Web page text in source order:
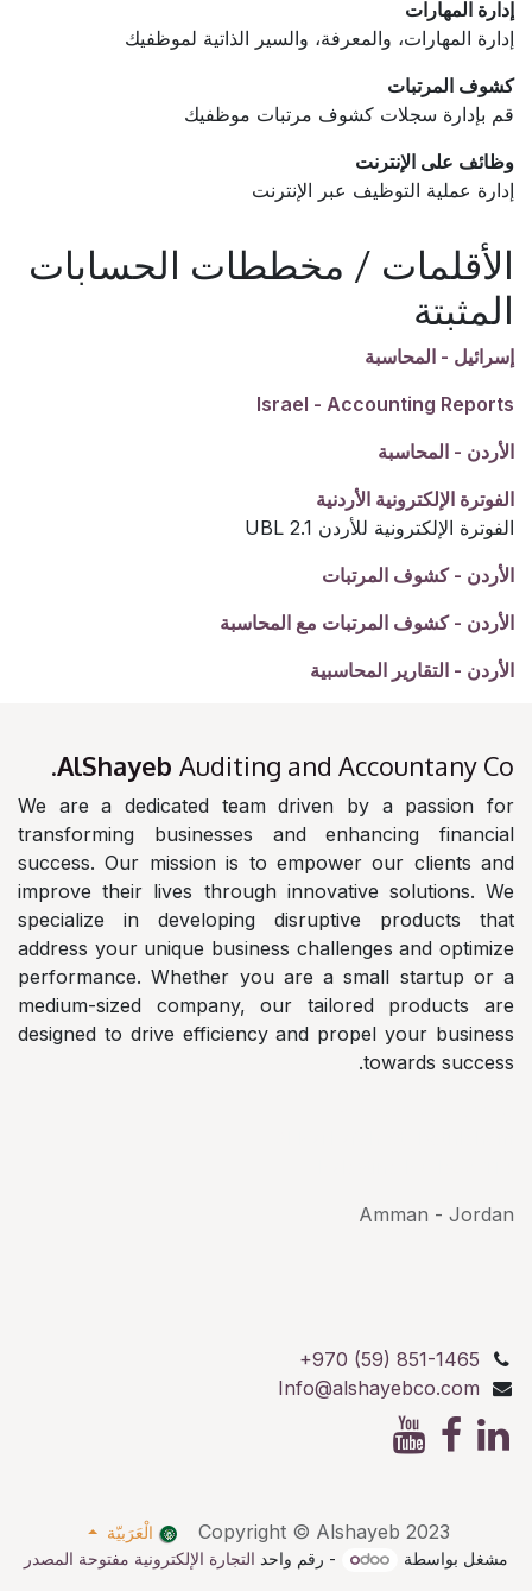
إدارة المهارات
إدارة المهارات، والمعرفة، والسير الذاتية لموظفيك
كشوف المرتبات
قم بإدارة سجلات كشوف مرتبات موظفيك
وظائف على الإنترنت
إدارة عملية التوظيف عبر الإنترنت
الأقلمات / مخططات الحسابات
المثبتة
إسرائيل - المحاسبة
Israel - Accounting Reports
الأردن - المحاسبة
الفوترة الإلكترونية الأردنية
الفوترة الإلكترونية للأردن UBL 2.1
الأردن - كشوف المرتبات
الأردن - كشوف المرتبات مع المحاسبة
الأردن - التقارير المحاسبية
AlShayeb Auditing and Accountany Co.
We are a dedicated team driven by a passion for
transforming businesses and enhancing financial
success. Our mission is to empower our clients and
improve their lives through innovative solutions. We
specialize in developing disruptive products that
address your unique business challenges and optimize
performance. Whether you are a small startup or a
medium-sized company, our tailored products are
designed to drive efficiency and propel your business
towards success.
Amman - Jordan
+970 (59) 851-1465
Info@alshayebco.com
Copyright © Alshayeb 2023
الْعَرَبيّة
مشغل بواسطة
- رقم واحد التجارة الإلكترونية مفتوحة المصدر